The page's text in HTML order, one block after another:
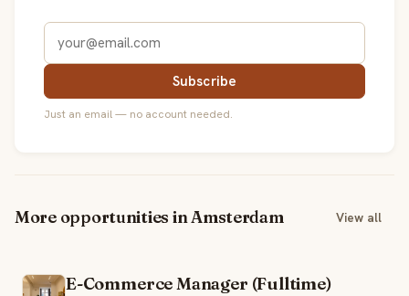
Subscribe
Just an email — no account needed.
More opportunities in Amsterdam View all
E-Commerce Manager (Fulltime)